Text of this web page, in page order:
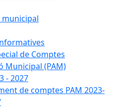
de Comptes
Municipal (PAM)
- 2027
de comptes PAM 2023-